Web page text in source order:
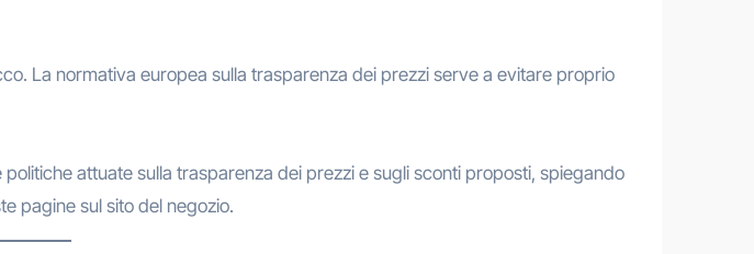
La normativa europea sulla trasparenza dei prezzi serve a evitare proprio
attuate sulla trasparenza dei prezzi e sugli sconti proposti, spiegando
pagine sul sito del negozio.